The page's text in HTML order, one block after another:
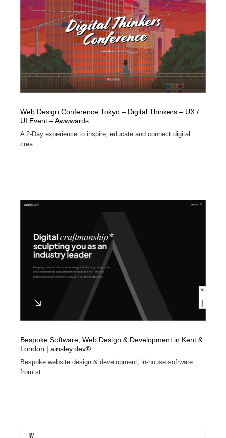
Web Design Conference Tokyo – Digital Thinkers – UX /
UI Event – Awwwards
A 2-Day experience to inspire, educate and connect digital
crea...
Bespoke Software, Web Design & Development in Kent &
London | ainsley.dev®
Bespoke website design & development, in-house software
from st...